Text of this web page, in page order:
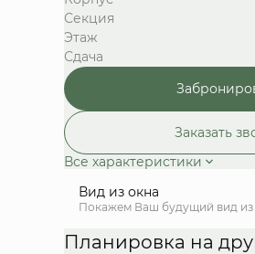
Секция
Этаж
Сдача
Заказать
Все характеристики
Вид из окна
Покажем Ваш будущий вид из
Планировка на